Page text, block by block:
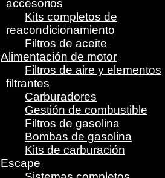
accesorios
Kits completos de
reacondicionamiento
Filtros de aceite
Alimentación de motor
Filtros de aire y elementos
filtrantes
Carburadores
Gestión de combustible
Filtros de gasolina
Bombas de gasolina
Kits de carburación
Escape